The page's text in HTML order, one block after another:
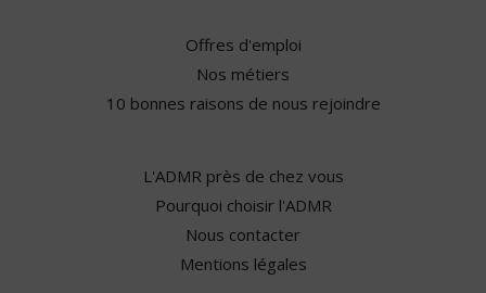
Offres d'emploi
Nos métiers
10 bonnes raisons de nous rejoindre
L'ADMR près de chez vous
Pourquoi choisir l'ADMR
Nous contacter
Mentions légales